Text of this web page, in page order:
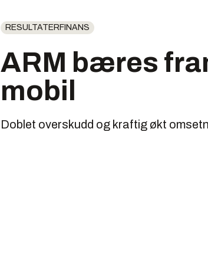
RESULTATERFINANS
ARM bæres
mobil
Doblet overskudd og kraftig økt